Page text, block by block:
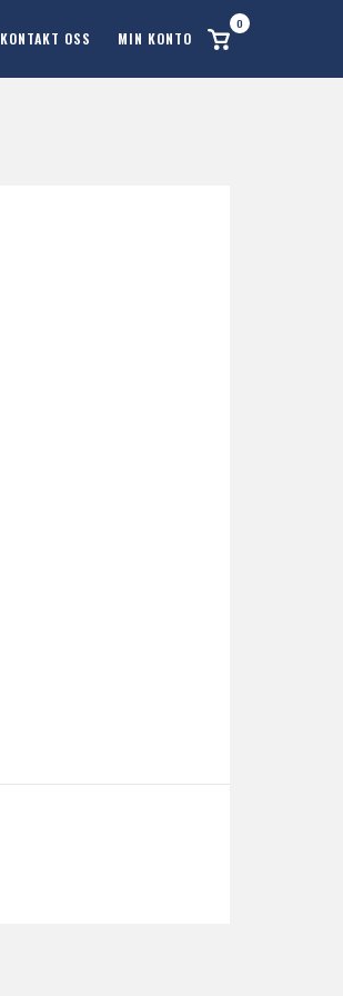
KONTAKT OSS MIN KONTO
Se 0